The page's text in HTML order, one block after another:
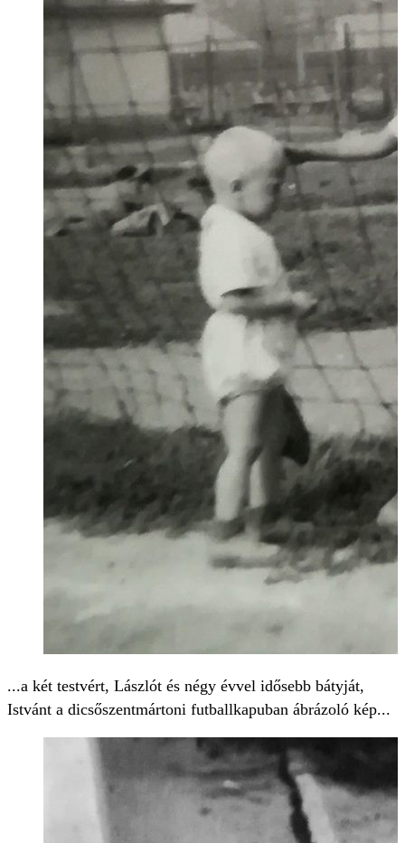
...a két testvért, Lászlót és négy évvel idősebb bátyját,
Istvánt a dicsőszentmártoni futballkapuban ábrázoló kép...